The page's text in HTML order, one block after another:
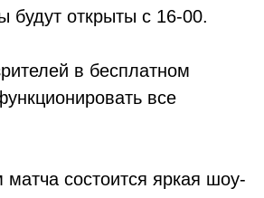
будут открыты с 16-00.
в бесплатном
все
состоится яркая шоу-